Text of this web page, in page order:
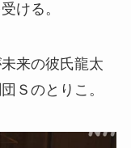
ける。
来の彼氏龍太
Ｓのとりこ。